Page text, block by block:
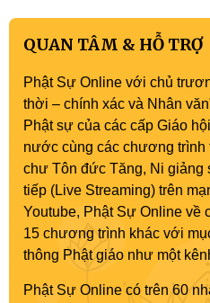
QUAN TÂM & HỖ TRỢ
Phật Sự Online với chủ
thời – chính xác và Nhân
Phật sự của các cấp Giáo
nước cùng các chương trình
chư Tôn đức Tăng, Ni
tiếp (Live Streaming) trên
Youtube, Phật Sự Online về
15 chương trình khác với
thông Phật giáo như một
Phật Sự Online có trên 60